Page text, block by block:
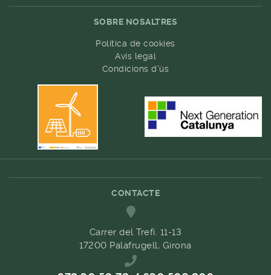
SOBRE NOSALTRES
Política de cookies
Avís legal
Condicions d'ús
CONTACTE
Carrer del Trefí. 11-13
17200 Palafrugell, Girona